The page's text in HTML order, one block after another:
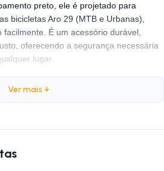
preto, ele é projetado para
bicicletas Aro 29 (MTB e Urbanas),
É um acessório durável,
oferecendo a segurança necessária
lugar.
Ver mais ↓